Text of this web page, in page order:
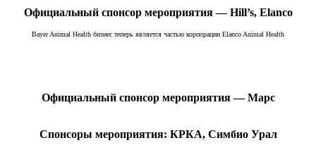
Официальный спонсор мероприятия — Hill’s, Elanco
Bayer Animal Health бизнес теперь является частью корпорации Elanco Animal Health
Официальный спонсор мероприятия — Марс
Спонсоры мероприятия: КРКА, Симбио Урал